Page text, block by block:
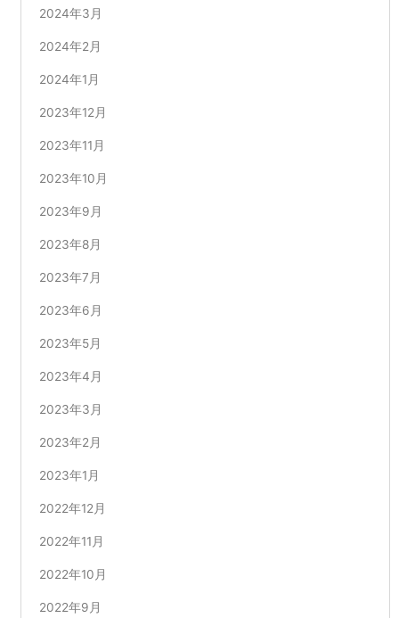
2024年3月
2024年2月
2024年1月
2023年12月
2023年11月
2023年10月
2023年9月
2023年8月
2023年7月
2023年6月
2023年5月
2023年4月
2023年3月
2023年2月
2023年1月
2022年12月
2022年11月
2022年10月
2022年9月